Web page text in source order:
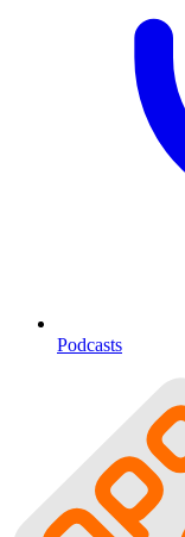
Podcasts